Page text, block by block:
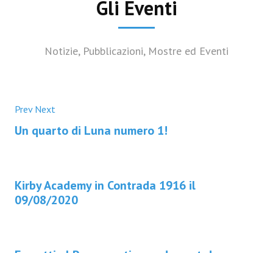
Gli Eventi
Notizie, Pubblicazioni, Mostre ed Eventi
Prev Next
Un quarto di Luna numero 1!
Kirby Academy in Contrada 1916 il
09/08/2020